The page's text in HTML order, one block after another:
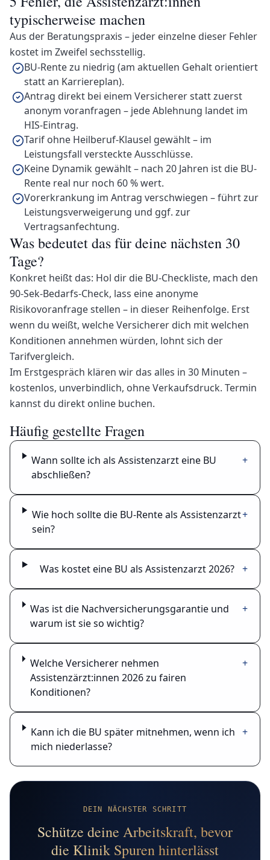
typischerweise machen
Aus der Beratungspraxis – jeder einzelne dieser Fehler
kostet im Zweifel sechsstellig.
BU-Rente zu niedrig (am aktuellen Gehalt orientiert
statt an Karriereplan).
Antrag direkt bei einem Versicherer statt zuerst
anonym voranfragen – jede Ablehnung landet im
HIS-Eintrag.
Tarif ohne Heilberuf-Klausel gewählt – im
Leistungsfall versteckte Ausschlüsse.
Keine Dynamik gewählt – nach 20 Jahren ist die BU-
Rente real nur noch 60 % wert.
Vorerkrankung im Antrag verschwiegen – führt zur
Leistungsverweigerung und ggf. zur
Vertragsanfechtung.
Was bedeutet das für deine nächsten 30
Tage?
Konkret heißt das: Hol dir die BU-Checkliste, mach den
90-Sek-Bedarfs-Check, lass eine anonyme
Risikovoranfrage stellen – in dieser Reihenfolge. Erst
wenn du weißt, welche Versicherer dich mit welchen
Konditionen annehmen würden, lohnt sich der
Tarifvergleich.
Im Erstgespräch klären wir das alles in 30 Minuten –
kostenlos, unverbindlich, ohne Verkaufsdruck. Termin
kannst du direkt online buchen.
Häufig gestellte Fragen
Wann sollte ich als Assistenzarzt eine BU
abschließen?
+
Wie hoch sollte die BU-Rente als Assistenzarzt
sein?
+
Was kostet eine BU als Assistenzarzt 2026? +
Was ist die Nachversicherungsgarantie und
warum ist sie so wichtig?
+
Welche Versicherer nehmen
Assistenzärzt:innen 2026 zu fairen
Konditionen?
+
Kann ich die BU später mitnehmen, wenn ich
mich niederlasse?
+
DEIN NÄCHSTER SCHRITT
Schütze deine Arbeitskraft, bevor
die Klinik Spuren hinterlässt